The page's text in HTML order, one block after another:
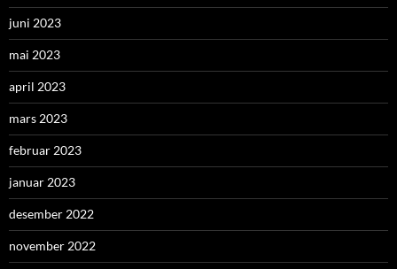
juni 2023
mai 2023
april 2023
mars 2023
februar 2023
januar 2023
desember 2022
november 2022